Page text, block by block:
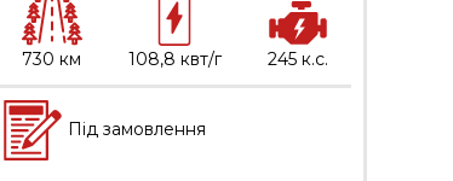
730 км 108,8 квт/г 245 к.с.
Під замовлення